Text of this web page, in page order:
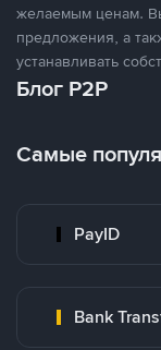
желаемым ценам.
предложения, а
устанавливать
Блог P2P
Самые
PayID
Bank